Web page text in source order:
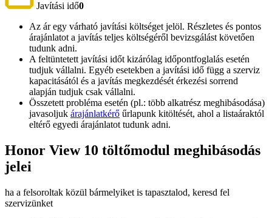
Javítási idő0
Az ár egy várható javítási költséget jelöl. Részletes és pontos
árajánlatot a javítás teljes költségéről bevizsgálást követően
tudunk adni.
A feltüntetett javítási időt kizárólag időpontfoglalás esetén
tudjuk vállalni. Egyéb esetekben a javítási idő függ a szerviz
kapacitásától és a javítás megkezdését érkezési sorrend
alapján tudjuk csak vállalni.
Összetett probléma esetén (pl.: több alkatrész meghibásodása)
javasoljuk árajánlatkérő űrlapunk kitöltését, ahol a listaáraktól
eltérő egyedi árajánlatot tudunk adni.
Honor View 10 töltőmodul meghibásodás
jelei
ha a felsoroltak közül bármelyiket is tapasztalod, keresd fel
szervizünket